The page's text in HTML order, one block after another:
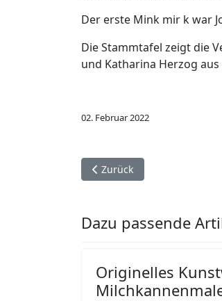
Der erste Mink mir k war
Die Stammtafel zeigt die
und Katharina Herzog
02. Februar 2022
Vorheriger Beitrag:
Zurück
Dazu passende
Originelles